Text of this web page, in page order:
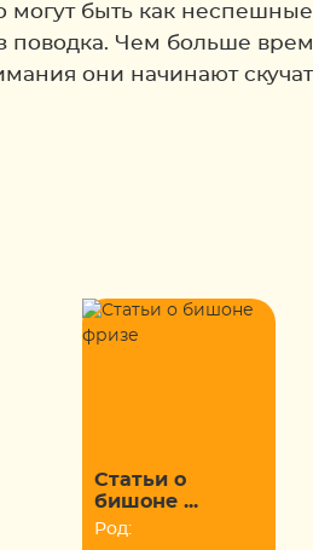
быть как
Чем больше
они начинают
Статьи о
бишоне ...
Род: